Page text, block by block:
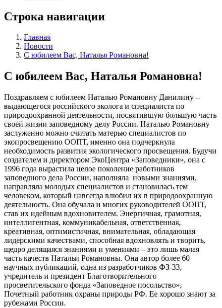
Строка навигации
Главная
Новости
С юбилеем Вас, Наталья Романовна!
С юбилеем Вас, Наталья Романовна!
Поздравляем с юбилеем Наталью Романовну Данилину ­–
выдающегося российского эколога и специалиста по
природоохранной деятельности, посвятившую большую часть
своей жизни заповедному делу России. Наталью Романовну
заслуженно можно считать матерью специалистов по
экопросвещению ООПТ, именно она подчеркнула
необходимость развития экологического просвещения. Будучи
создателем и директором ЭкоЦентра «Заповедники», она с
1996 года вырастила целое поколение работников
заповедного дела России, наполняла новыми знаниями,
направляла молодых специалистов и становилась тем
человеком, который навсегда влюбил их в природоохранную
деятельность. Она обучала и многих руководителей ООПТ,
став их идейным вдохновителем. Энергичная, грамотная,
интеллигентная, коммуникабельная, ответственная,
креативная, оптимистичная, внимательная, обладающая
лидерскими качествами, способная вдохновлять и творить,
щедро делящаяся знаниями и умениями – это лишь малая
часть качеств Натальи Романовны. Она автор более 60
научных публикаций, одна из разработчиков ФЗ-33,
учредитель и президент Благотворительного
просветительского фонда «Заповедное посольство»,
Почетный работник охраны природы РФ. Ее хорошо знают за
рубежами России.